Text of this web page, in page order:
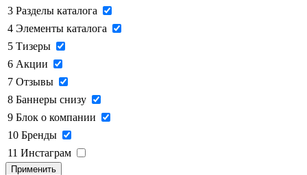
3 Разделы каталога
4 Элементы каталога
5 Тизеры
6 Акции
7 Отзывы
8 Баннеры снизу
9 Блок о компании
10 Бренды
11 Инстаграм
Применить